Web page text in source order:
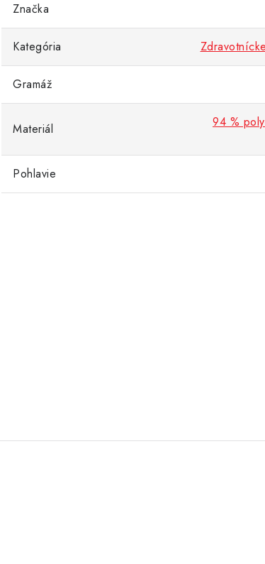
Značka
Kategória
Gramáž
Materiál
94 %
Pohlavie